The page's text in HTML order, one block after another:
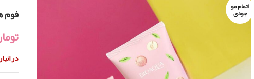
اتمام مو
جودی فوم
در